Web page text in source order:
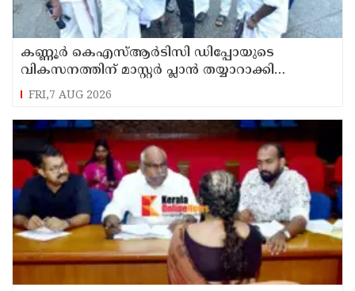
കണ്ണൂർ കെഎസ്ആർടിസി ഡിപ്പോയുടെ
വികസനത്തിന് മാസ്റ്റർ പ്ലാൻ തയ്യാറാക്കി
സമർപ്പിക്കും : ടി ഒ മോഹനൻ എം എൽ എ
FRI,7 AUG 2026